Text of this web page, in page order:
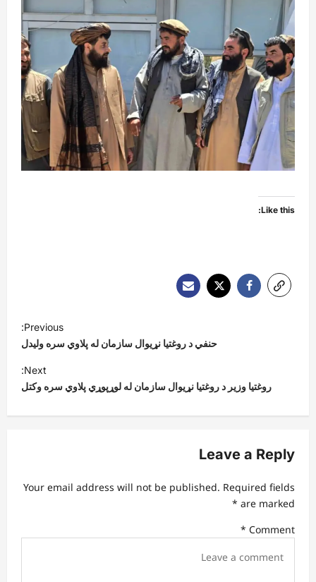
Like this:
v
g
t
Previous:
حنفي د روغتیا نړیوال سازمان له پلاوي سره ولیدل
Next:
روغتیا وزیر د روغتیا نړیوال سازمان له لوړپوړي پلاوي سره وکتل
Leave a Reply
Your email address will not be published. Required fields
are marked
*
Comment
*